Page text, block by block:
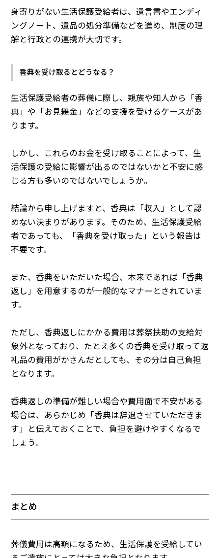
身寄りがない生活保護受給者は、遺言書やエンディ
ングノート、遺品の処分準備などを進め、制度の理
解と行政との連携が大切です。
香典を受け取るとどうなる？
生活保護受給者の葬儀に際し、親族や知人から「香
典」や「お見舞金」などの支援を受けるケースがあ
ります。
しかし、これらのお金を受け取ることによって、生
活保護の受給に影響が出るのではないかと不安に感
じる方も多いのではないでしょうか。
結論から申し上げますと、香典は「収入」として認
めない決まりがあります。そのため、生活保護受給
者であっても、「香典を受け取った」という報告は
不要です。
また、香典をいただいた場合、本来であれば「香典
返し」を用意するのが一般的なマナーとされていま
す。
ただし、香典返しにかかる費用は葬祭扶助の支給対
象外となっており、たとえ多くの香典を受け取って返
礼品の費用がかさんだとしても、その分は自己負担
となります。
香典返しの準備が難しい場合や費用面で不安がある
場合は、あらかじめ「香典は辞退させていただきま
す」と伝えておくことで、負担を避けやすくなるで
しょう。
まとめ
葬儀費用は高額になるため、生活保護を受給してい